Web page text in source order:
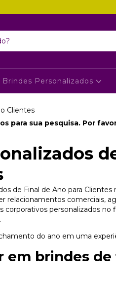
Brindes Personalizados
Clientes
para sua pesquisa. Por
de Final de Ano para
relacionamentos comerciais,
corporativos personalizados
do ano em uma
em brindes de